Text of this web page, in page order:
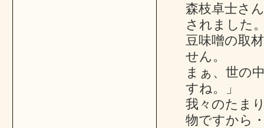
森枝卓士さ
されました
豆味噌の取
せん。
まぁ、世の
すね。」
我々のたま
物ですから